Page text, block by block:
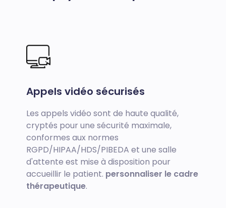
Appels vidéo sécurisés
Les appels vidéo sont de haute qualité,
cryptés pour une sécurité maximale,
conformes aux normes
RGPD/HIPAA/HDS/PIBEDA et une salle
d'attente est mise à disposition pour
accueillir le patient. personnaliser le cadre
thérapeutique.